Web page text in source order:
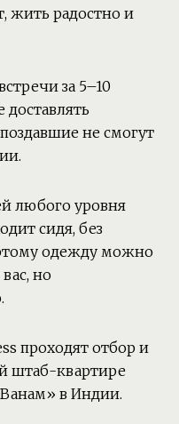
жить радостно и
за 5–10
не смогут
любого уровня
сидя, без
одежду можно
но
проходят отбор и
штаб-квартире
в Индии.